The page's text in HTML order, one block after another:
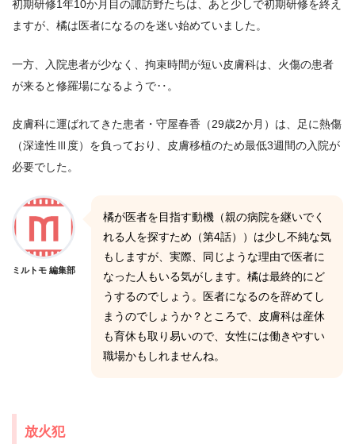
初期研修1年10か月目の諏訪野たちは、あと少しで初期研修を終え
ますが、橘は医者になるのを迷い始めていました。
一方、入院患者が少なく、拘束時間が短い皮膚科は、火傷の患者
が来ると修羅場になるようで‥。
皮膚科に運ばれてきた患者・守屋春香（29歳2か月）は、足に熱傷
（深達性Ⅲ度）を負っており、皮膚移植のため最低3週間の入院が
必要でした。
ミルトモ 編集部
橘が医者を目指す動機（親の病院を継いでく
れる人を探すため（第4話））は少し不純な気
もしますが、実際、同じような理由で医者に
なった人もいる気がします。橘は最終的にど
うするのでしょう。医者になるのを辞めてし
まうのでしょうか？ところで、皮膚科は産休
も育休も取り易いので、女性には働きやすい
職場かもしれませんね。
放火犯